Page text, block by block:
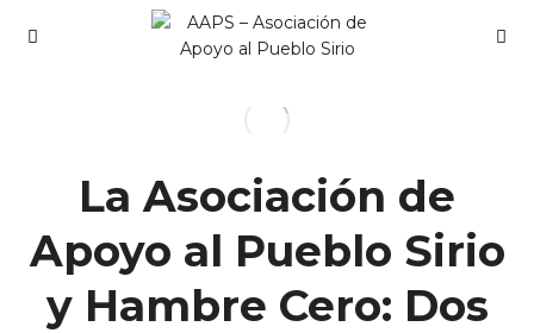
La Asociación de
Apoyo al Pueblo Sirio
y Hambre Cero: Dos